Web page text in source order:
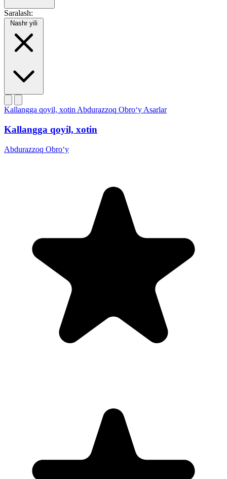
Saralash:
Nashr yili
Kallangga qoyil, xotin Abdurazzoq Obro‘y Asarlar
Kallangga qoyil, xotin
Abdurazzoq Obro‘y